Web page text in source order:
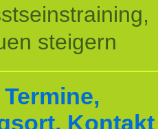
steigern
Kontakt